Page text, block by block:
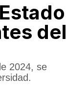
del
2024, se